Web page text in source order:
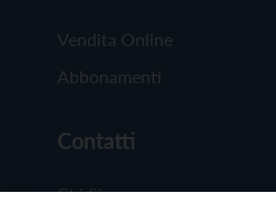
Vendita Online
Abbonamenti
Contatti
Chi Siamo